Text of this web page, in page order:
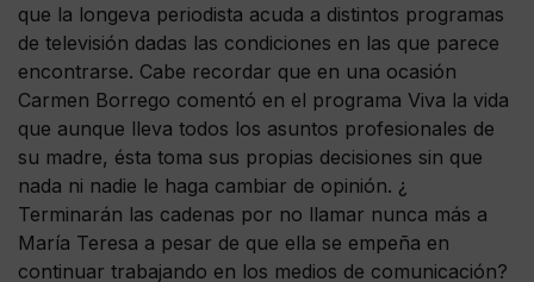
que la longeva periodista acuda a distintos programas
de televisión dadas las condiciones en las que parece
encontrarse. Cabe recordar que en una ocasión
Carmen Borrego comentó en el programa Viva la vida
que aunque lleva todos los asuntos profesionales de
su madre, ésta toma sus propias decisiones sin que
nada ni nadie le haga cambiar de opinión. ¿
Terminarán las cadenas por no llamar nunca más a
María Teresa a pesar de que ella se empeña en
continuar trabajando en los medios de comunicación?